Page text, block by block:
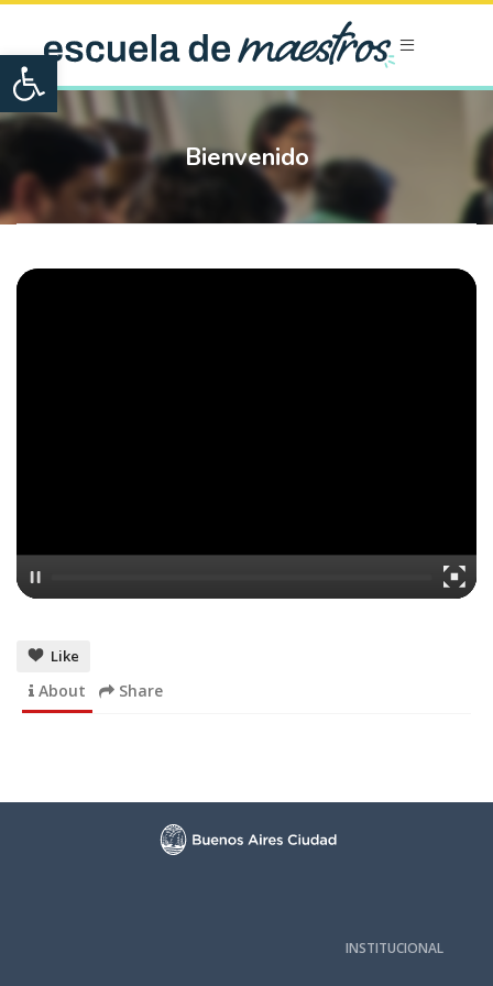
Open toolbar
Bienvenido
Like
About Share
INSTITUCIONAL